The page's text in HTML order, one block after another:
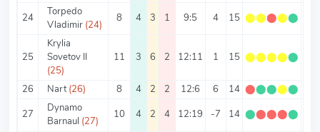
24
Torpedo
Vladimir (24)
8 4 3 1 9:5 4 15 ⬤⬤⬤⬤⬤
25
Krylia
Sovetov II
(25)
11 3 6 2 12:11 1 15 ⬤⬤⬤⬤⬤
26 Nart (26) 8 4 2 2 12:6 6 14 ⬤⬤⬤⬤⬤
27
Dynamo
Barnaul (27)
10 4 2 4 12:19 -7 14 ⬤⬤⬤⬤⬤